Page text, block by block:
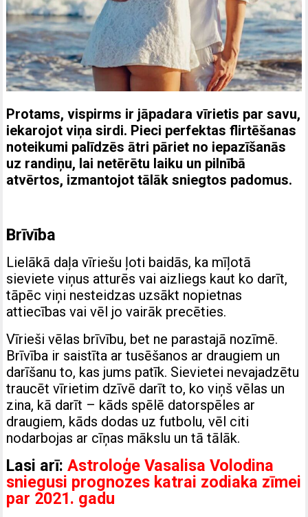
Protams, vispirms ir jāpadara vīrietis par savu,
iekarojot viņa sirdi. Pieci perfektas flirtēšanas
noteikumi palīdzēs ātri pāriet no iepazīšanās
uz randiņu, lai netērētu laiku un pilnībā
atvērtos, izmantojot tālāk sniegtos padomus.
Brīvība
Lielākā daļa vīriešu ļoti baidās, ka mīļotā
sieviete viņus atturēs vai aizliegs kaut ko darīt,
tāpēc viņi nesteidzas uzsākt nopietnas
attiecības vai vēl jo vairāk precēties.
Vīrieši vēlas brīvību, bet ne parastajā nozīmē.
Brīvība ir saistīta ar tusēšanos ar draugiem un
darīšanu to, kas jums patīk. Sievietei nevajadzētu
traucēt vīrietim dzīvē darīt to, ko viņš vēlas un
zina, kā darīt – kāds spēlē datorspēles ar
draugiem, kāds dodas uz futbolu, vēl citi
nodarbojas ar cīņas mākslu un tā tālāk.
Lasi arī: Astroloģe Vasalisa Volodina
sniegusi prognozes katrai zodiaka zīmei
par 2021. gadu